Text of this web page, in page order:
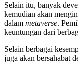
Selain itu, banyak
kemudian akan
dalam metaverse.
keuntungan dari
Selain berbagai
juga akan bersahabat